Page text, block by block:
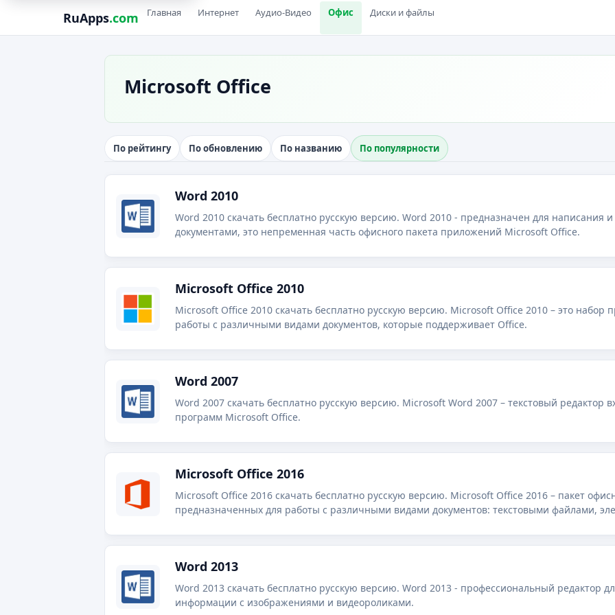
RuApps.com Главная Интернет Аудио-Видео Офис Диски и файлы
Microsoft Office
По рейтингу По обновлению По названию По популярности
Word 2010
Word 2010 скачать бесплатно русскую версию. Word 2010 - предназначен для написания
документами, это непременная часть офисного пакета приложений Microsoft Office.
Microsoft Office 2010
Microsoft Office 2010 скачать бесплатно русскую версию. Microsoft Office 2010 – это набор
работы с различными видами документов, которые поддерживает Office.
Word 2007
Word 2007 скачать бесплатно русскую версию. Microsoft Word 2007 – текстовый редактор
программ Microsoft Office.
Microsoft Office 2016
Microsoft Office 2016 скачать бесплатно русскую версию. Microsoft Office 2016 – пакет
предназначенных для работы с различными видами документов: текстовыми файлами,
Word 2013
Word 2013 скачать бесплатно русскую версию. Word 2013 - профессиональный редактор
информации с изображениями и видеороликами.